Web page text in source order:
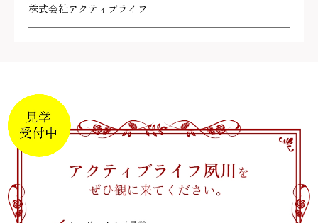
株式会社アクティブライフ